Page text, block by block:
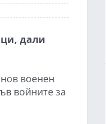
дали
военен
войните за